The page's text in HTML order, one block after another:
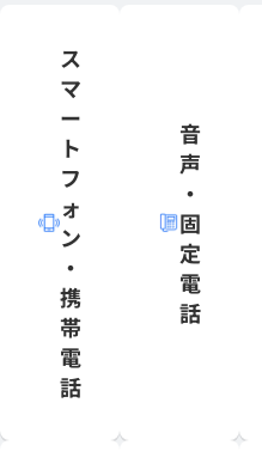
ス
マ
ー
ト
フ
ォ
ン
・
携
帯
電
話
音
声
・
固
定
電
話